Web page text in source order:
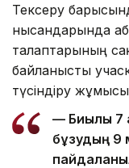
Тексеру
нысандарында
талаптарының
байланысты
түсіндіру
— Биылғы 7
бұзудың 9